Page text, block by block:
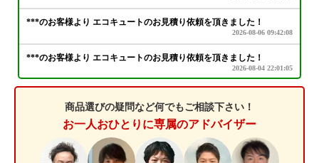
商品選びの疑問など何でもご相談下さい！
お一人おひとりに専属のアドバイザー